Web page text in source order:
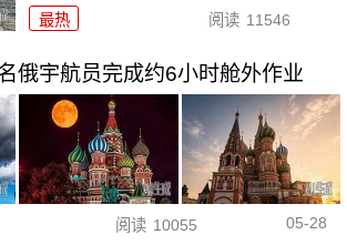
最热 阅读 11546
俄宇航员完成约6小时舱外作业
阅读 10055 05-28